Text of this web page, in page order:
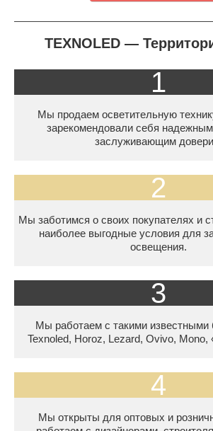
ТEXNOLED —
1
Мы продаем осветительную
зарекомендовали себя
заслуживающим
2
Мы заботимся о своих покупателях и
наиболее выгодные условия для
освещения.
3
Мы работаем с такими известными
Texnoled, Horoz, Lezard, Ovivo, Mono,
4
Мы открыты для оптовых и